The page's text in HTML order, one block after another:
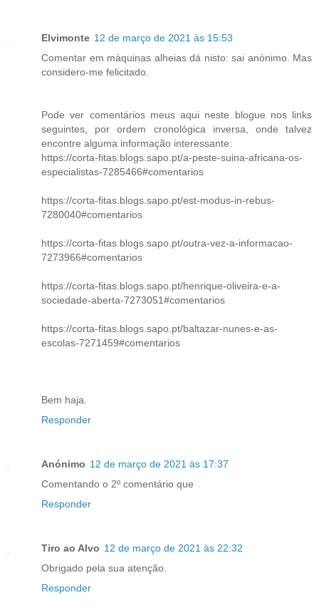
Elvimonte 12 de março de 2021 às 15:53
Comentar em máquinas alheias dá nisto: sai anónimo. Mas
considero-me felicitado.
Pode ver comentários meus aqui neste blogue nos links
seguintes, por ordem cronológica inversa, onde talvez
encontre alguma informação interessante:
https://corta-fitas.blogs.sapo.pt/a-peste-suina-africana-os-
especialistas-7285466#comentarios
https://corta-fitas.blogs.sapo.pt/est-modus-in-rebus-
7280040#comentarios
https://corta-fitas.blogs.sapo.pt/outra-vez-a-informacao-
7273966#comentarios
https://corta-fitas.blogs.sapo.pt/henrique-oliveira-e-a-
sociedade-aberta-7273051#comentarios
https://corta-fitas.blogs.sapo.pt/baltazar-nunes-e-as-
escolas-7271459#comentarios
Bem haja.
Responder
Anónimo 12 de março de 2021 às 17:37
Comentando o 2º comentário que
Responder
Tiro ao Alvo 12 de março de 2021 às 22:32
Obrigado pela sua atenção.
Responder